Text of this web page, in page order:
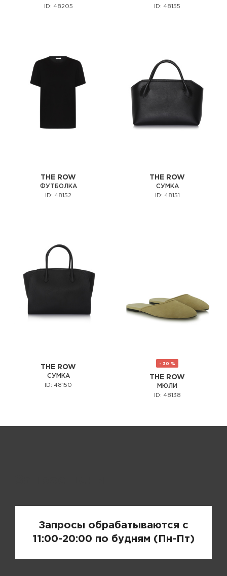
ID: 48205 ID: 48155
THE ROW
ФУТБОЛКА
ID: 48152
THE ROW
СУМКА
ID: 48151
THE ROW
СУМКА
ID: 48150
- 30 %
THE ROW
МЮЛИ
ID: 48138
Запросы обрабатываются с
11:00-20:00 по будням (Пн-Пт)